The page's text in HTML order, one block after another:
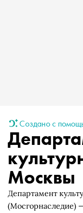
Создано с
Москвы
Департамент
(Мосгорнаследие)